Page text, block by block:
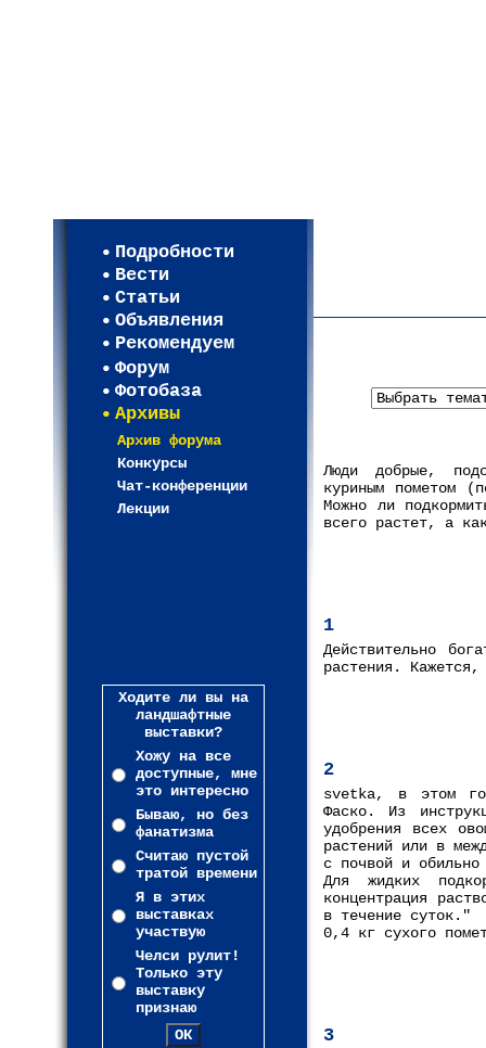
Подробности
Вести
Статьи
Объявления
Рекомендуем
Форум
Фотобаза
Архивы
Архив форума
Конкурсы
Чат-конференции
Лекции
Ходите ли вы на
ландшафтные
выставки?
Хожу на все
доступные, мне
это интересно
Бываю, но без
фанатизма
Считаю пустой
тратой времени
Я в этих
выставках
участвую
Челси рулит!
Только эту
выставку
признаю
Люди добрые,
куриным пометом
Можно ли
всего растет, а
1
Действительно
растения.
2
svetka, в этом
Фаско. Из
удобрения всех
растений или в
с почвой и обильно
Для жидких
концентрация
в течение суток."
0,4 кг сухого
3